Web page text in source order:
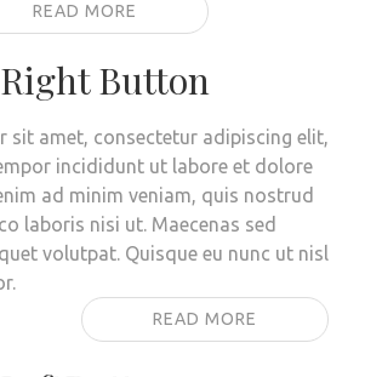
READ MORE
Button
sit amet, consectetur adipiscing elit,
incididunt ut labore et dolore
ad minim veniam, quis nostrud
laboris nisi ut. Maecenas sed
volutpat. Quisque eu nunc ut nisl
READ MORE